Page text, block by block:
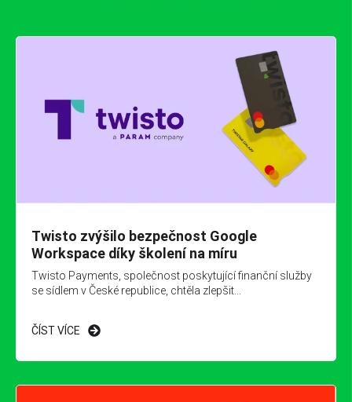
Twisto zvýšilo bezpečnost Google
Workspace díky školení na míru
Twisto Payments, společnost poskytující finanční služby
se sídlem v České republice, chtěla zlepšit...
ČÍST VÍCE